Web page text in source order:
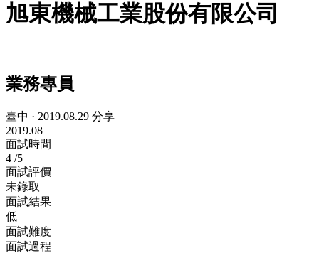
旭東機械工業股份有限公司
業務專員
臺中 · 2019.08.29 分享
2019.08
面試時間
4 /5
面試評價
未錄取
面試結果
低
面試難度
面試過程